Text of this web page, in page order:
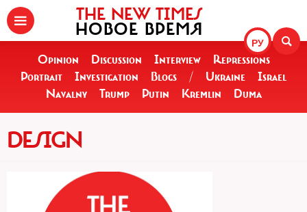
РУ
THE NEW TIMES
НОВОЕ ВРЕМЯ
Opinion Discussion Interview
Repressions
Portrait
Investigation Blogs / Ukraine
Israel
Navalny
Trump Putin Kremlin Duma
DESIGN